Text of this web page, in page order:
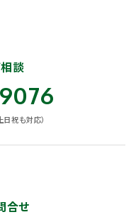
談
祝も対応）
合せ